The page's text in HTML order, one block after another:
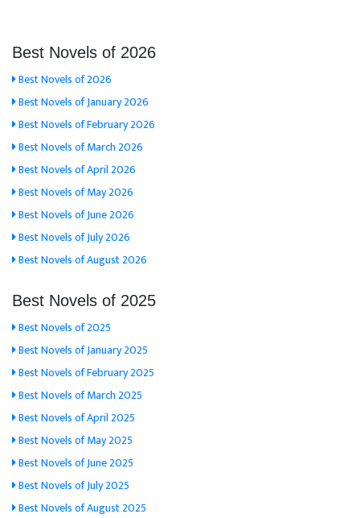
Best Novels of 2026
Best Novels of 2026
Best Novels of January 2026
Best Novels of February 2026
Best Novels of March 2026
Best Novels of April 2026
Best Novels of May 2026
Best Novels of June 2026
Best Novels of July 2026
Best Novels of August 2026
Best Novels of 2025
Best Novels of 2025
Best Novels of January 2025
Best Novels of February 2025
Best Novels of March 2025
Best Novels of April 2025
Best Novels of May 2025
Best Novels of June 2025
Best Novels of July 2025
Best Novels of August 2025